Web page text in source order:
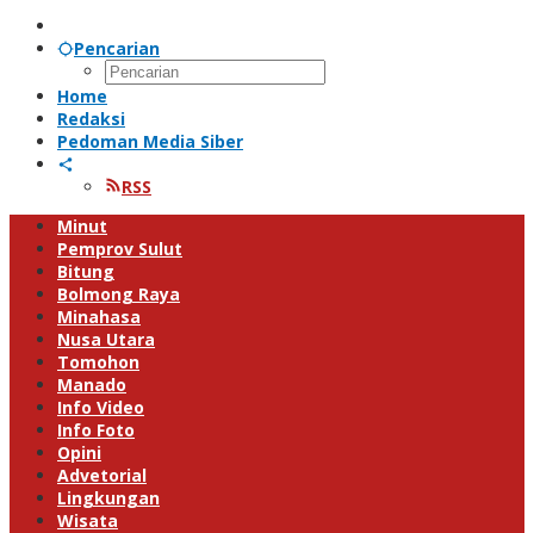
Pencarian
Home
Redaksi
Pedoman Media Siber
RSS
Minut
Pemprov Sulut
Bitung
Bolmong Raya
Minahasa
Nusa Utara
Tomohon
Manado
Info Video
Info Foto
Opini
Advetorial
Lingkungan
Wisata